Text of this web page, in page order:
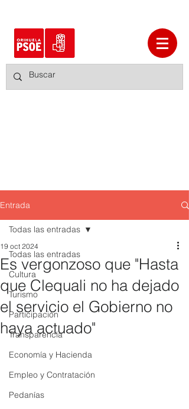
Entrada
Todas las entradas
Cultura
Turismo
Participación
Transparencia
Economía y Hacienda
Empleo y Contratación
Pedanías
Todas las entradas
Es vergonzoso que "Hasta
que Clequali no ha dejado
el servicio el Gobierno no
haya actuado"
19 oct 2024